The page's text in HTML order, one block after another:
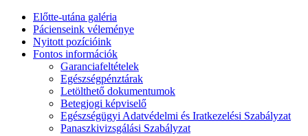
Előtte-utána galéria
Pácienseink véleménye
Nyitott pozícióink
Fontos információk
Garanciafeltételek
Egészségpénztárak
Letölthető dokumentumok
Betegjogi képviselő
Egészségügyi Adatvédelmi és Iratkezelési Szabályzat
Panaszkivizsgálási Szabályzat